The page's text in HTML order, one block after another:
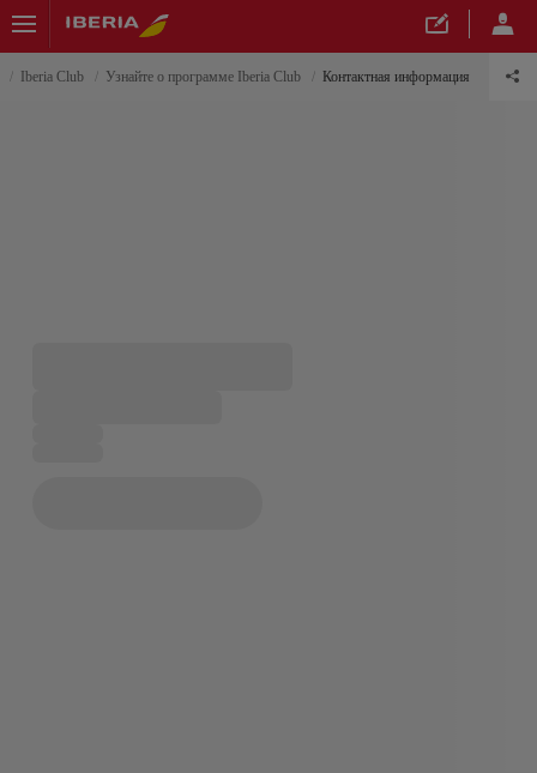
Iberia Club Узнайте о программе Iberia Club Контактная информация